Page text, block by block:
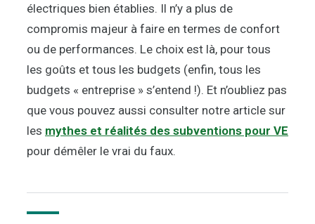
électriques bien établies. Il n’y a plus de
compromis majeur à faire en termes de confort
ou de performances. Le choix est là, pour tous
les goûts et tous les budgets (enfin, tous les
budgets « entreprise » s’entend !). Et n’oubliez pas
que vous pouvez aussi consulter notre article sur
les mythes et réalités des subventions pour VE
pour démêler le vrai du faux.